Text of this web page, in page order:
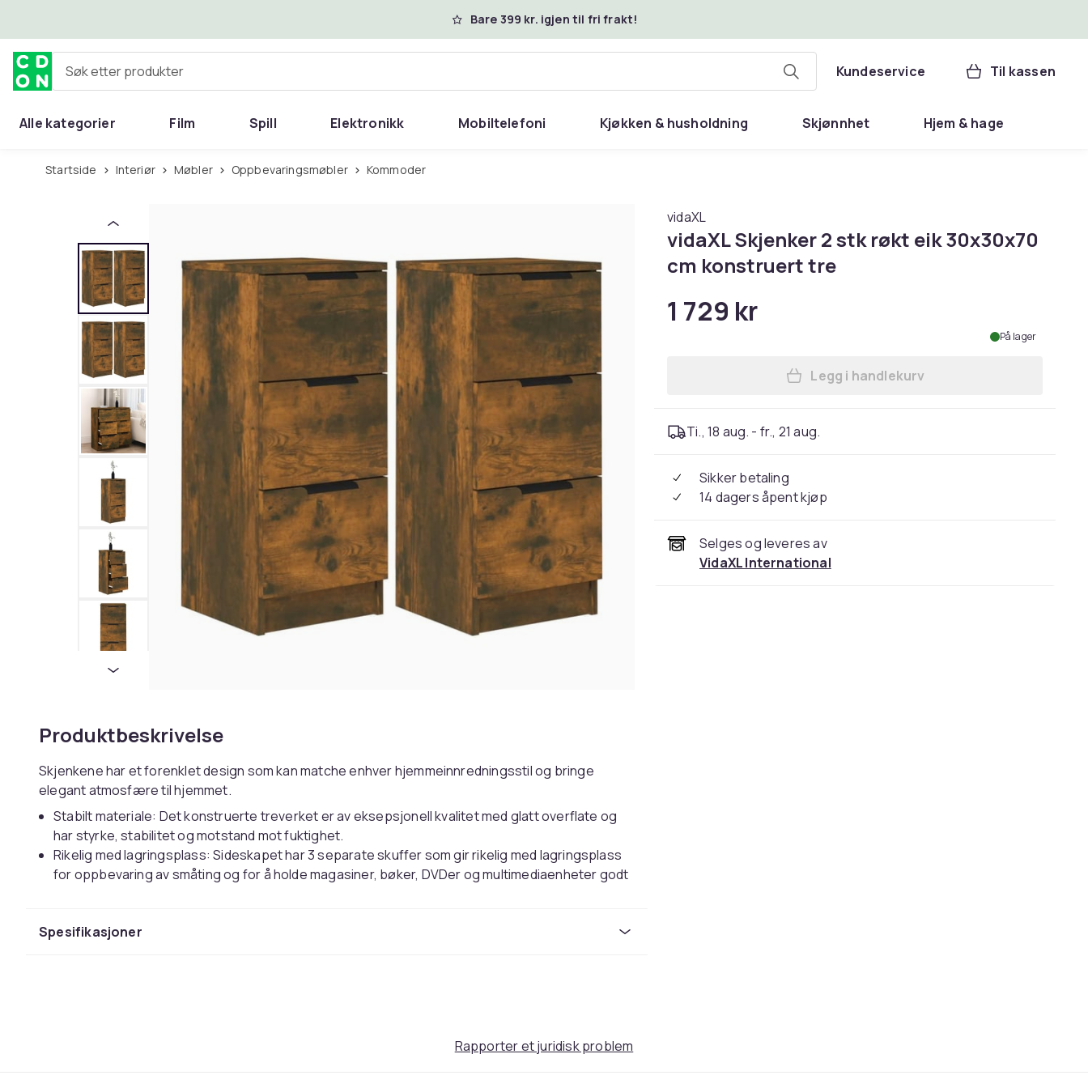
Bare 399 kr. igjen til fri frakt!
Søk etter produkter Kundeservice Til kassen
Alle kategorier Film Spill Elektronikk Mobiltelefoni Kjøkken & husholdning Skjønnhet Hjem & hage
Startside Interiør Møbler Oppbevaringsmøbler Kommoder
Produktbeskrivelse
Skjenkene har et forenklet design som kan matche enhver hjemmeinnredningsstil og bringe
elegant atmosfære til hjemmet.
Stabilt materiale: Det konstruerte treverket er av eksepsjonell kvalitet med glatt overflate og
har styrke, stabilitet og motstand mot fuktighet.
Rikelig med lagringsplass: Sideskapet har 3 separate skuffer som gir rikelig med lagringsplass
for oppbevaring av småting og for å holde magasiner, bøker, DVDer og multimediaenheter godt
sidebord til stuen, eller nattbord til soverommet.
Spesifikasjoner
vidaXL
vidaXL Skjenker 2 stk røkt eik 30x30x70
cm konstruert tre
1 729 kr
På lager
Legg vidaXL Skjenker 2 stk røkt
Legg i handlekurv
Ti., 18 aug. - fr., 21 aug.
Sikker betaling
14 dagers åpent kjøp
Selges og leveres av
VidaXL International
Rapporter et juridisk problem